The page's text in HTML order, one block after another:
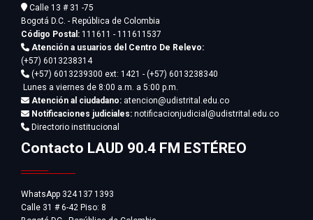
Calle 13 # 31 -75
Bogotá D.C. - República de Colombia
Código Postal: 111611 - 111611537
Atención a usuarios del Centro De Relevo:
(+57) 6013238314
(+57) 6013239300 ext: 1421 - (+57) 6013238340
Lunes a viernes de 8:00 a.m. a 5:00 p.m.
Atención al ciudadano: atencion@udistrital.edu.co
Notificaciones judiciales: notificacionjudicial@udistrital.edu.co
Directorio institucional
Contacto LAUD 90.4 FM ESTÉREO
WhatsApp 324 137 1393
Calle 31 # 6-42 Piso: 8